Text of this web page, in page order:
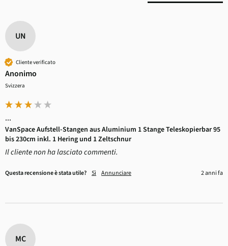
UN
Cliente verificato
Anonimo
Svizzera
...
VanSpace Aufstell-Stangen aus Aluminium 1 Stange Teleskopierbar 95
bis 230cm inkl. 1 Hering und 1 Zeltschnur
Il cliente non ha lasciato commenti.
Questa recensione è stata utile? Sì Annunciare 2 anni fa
MC